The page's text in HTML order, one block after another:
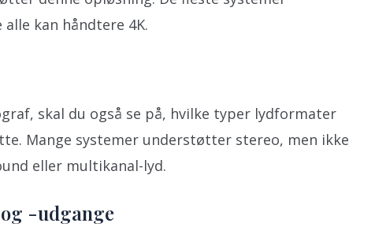
kan håndtere 4K.
skal du også se på, hvilke typer lydformater
Mange systemer understøtter stereo, men ikke
eller multikanal-lyd.
-udgange